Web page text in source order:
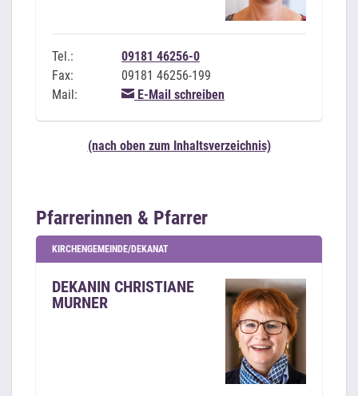
Tel.:
09181 46256-0
Fax:
09181 46256-199
Mail:
E-Mail schreiben
(nach oben zum Inhaltsverzeichnis)
Pfarrerinnen & Pfarrer
KIRCHENGEMEINDE/DEKANAT
DEKANIN CHRISTIANE
MURNER